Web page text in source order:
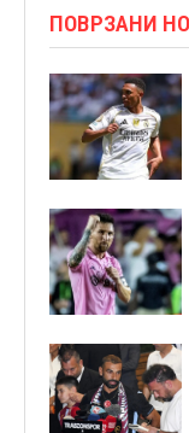
ПОВРЗАНИ